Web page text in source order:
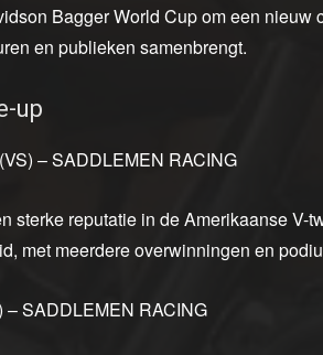
Bagger World Cup om een nieuw
en publieken samenbrengt.
up
– SADDLEMEN RACING
sterke reputatie in de Amerikaanse V-
met meerdere overwinningen en
– SADDLEMEN RACING